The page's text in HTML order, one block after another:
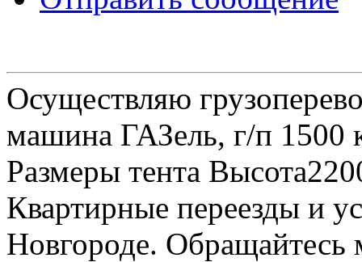
Осуществляю
машина ГАЗель, г/п 1500
Размеры тента
Квартирные переезды и
Новгороде.